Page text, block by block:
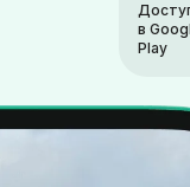
в
Play